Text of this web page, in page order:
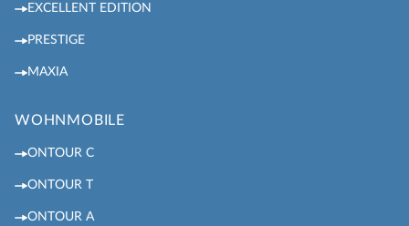
EXCELLENT EDITION
PRESTIGE
MAXIA
WOHNMOBILE
ONTOUR C
ONTOUR T
ONTOUR A